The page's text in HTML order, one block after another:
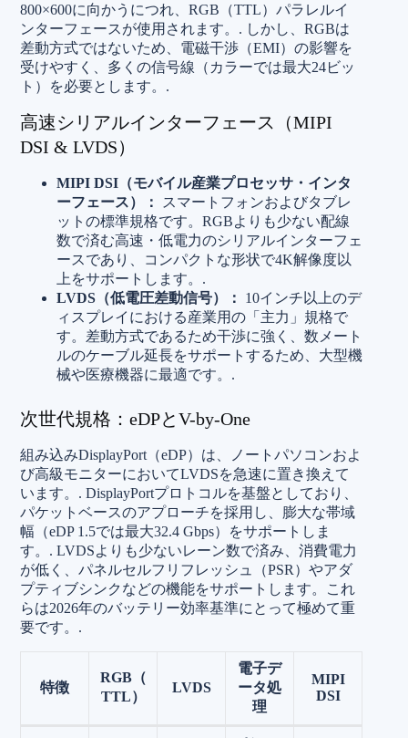
800×600に向かうにつれ、RGB（TTL）パラレルイ
ンターフェースが使用されます。. しかし、RGBは
差動方式ではないため、電磁干渉（EMI）の影響を
受けやすく、多くの信号線（カラーでは最大24ビッ
ト）を必要とします。.
高速シリアルインターフェース（MIPI
DSI & LVDS）
MIPI DSI（モバイル産業プロセッサ・インタ
ーフェース）：
スマートフォンおよびタブレ
ットの標準規格です。RGBよりも少ない配線
数で済む高速・低電力のシリアルインターフェ
ースであり、コンパクトな形状で4K解像度以
上をサポートします。.
LVDS（低電圧差動信号）：
10インチ以上のデ
ィスプレイにおける産業用の「主力」規格で
す。差動方式であるため干渉に強く、数メート
ルのケーブル延長をサポートするため、大型機
械や医療機器に最適です。.
次世代規格：eDPとV-by-One
組み込みDisplayPort（eDP）は、ノートパソコンおよ
び高級モニターにおいてLVDSを急速に置き換えて
います。. DisplayPortプロトコルを基盤としており、
パケットベースのアプローチを採用し、膨大な帯域
幅（eDP 1.5では最大32.4 Gbps）をサポートしま
す。. LVDSよりも少ないレーン数で済み、消費電力
が低く、パネルセルフリフレッシュ（PSR）やアダ
プティブシンクなどの機能をサポートします。これ
らは2026年のバッテリー効率基準にとって極めて重
要です。.
特徴
RGB（
TTL）
LVDS
電子デ
ータ処
理
MIPI
DSI